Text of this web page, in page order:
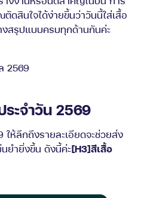
ดสินใจได้ง่ายขึ้นว่าวันนี้ใส่เสื้อ
งสรุปแบบครบทุกด้านกันค่ะ
ะจำวัน 2569
ให้ลึกถึงรายละเอียดจะช่วยส่ง
ยำยิ่งขึ้น ดังนี้ค่ะ[H3]สีเสื้อ